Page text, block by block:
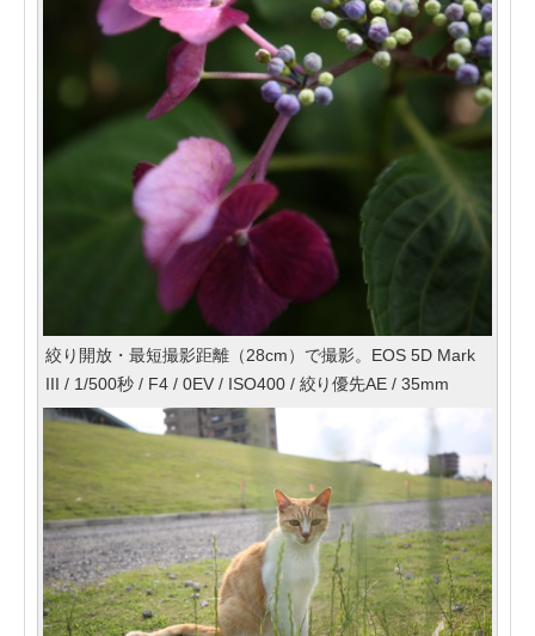
絞り開放・最短撮影距離（28cm）で撮影。EOS 5D Mark
III / 1/500秒 / F4 / 0EV / ISO400 / 絞り優先AE / 35mm